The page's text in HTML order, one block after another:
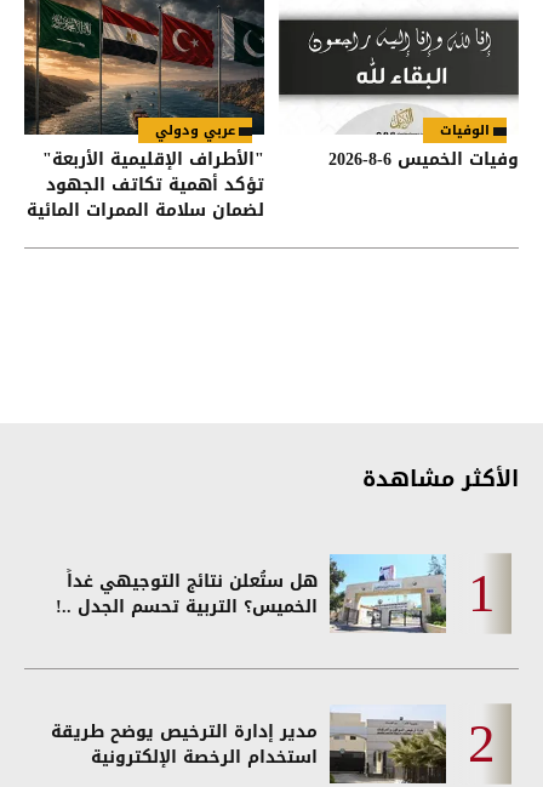
الوفيات
وفيات الخميس 6-8-2026
عربي ودولي
"الأطراف الإقليمية الأربعة"
تؤكد أهمية تكاتف الجهود
لضمان سلامة الممرات المائية
الأكثر مشاهدة
هل ستُعلن نتائج التوجيهي غداً
الخميس؟ التربية تحسم الجدل ..!
مدير إدارة الترخيص يوضح طريقة
استخدام الرخصة الإلكترونية